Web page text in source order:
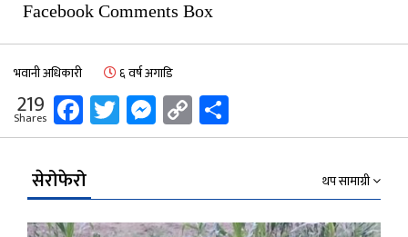
Facebook Comments Box
भवानी अधिकारी ६ वर्ष अगाडि
219
Shares Facebook
Twitter
Messenger
Copy
Link
सेरोफेरो थप सामाग्री